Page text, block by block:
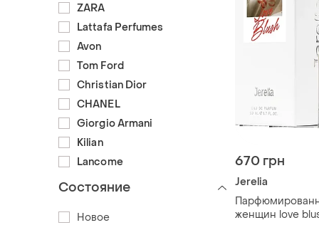
670 грн
Jerelia
женщин love
ZARA
Lattafa Perfumes
Avon
Tom Ford
Christian Dior
CHANEL
Giorgio Armani
Kilian
Lancome
Состояние
Новое